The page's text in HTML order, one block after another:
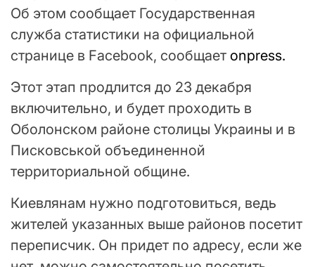
Об этом сообщает Государственная
служба статистики на официальной
странице в Facebook, сообщает onpress.
Этот этап продлится до 23 декабря
включительно, и будет проходить в
Оболонском районе столицы Украины и в
Писковськой объединенной
территориальной общине.
Киевлянам нужно подготовиться, ведь
жителей указанных выше районов посетит
переписчик. Он придет по адресу, если же